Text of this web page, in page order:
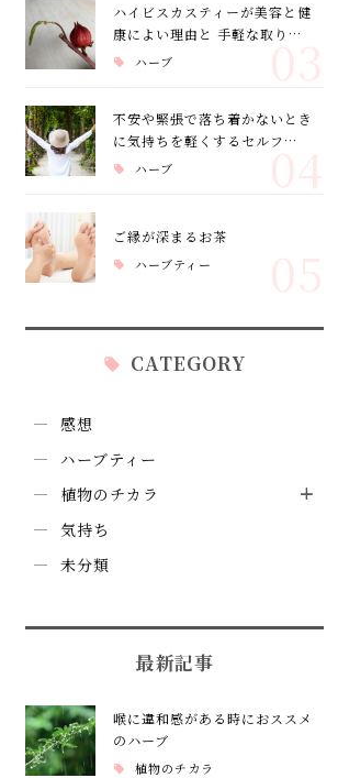
ハイビスカスティーが美容と健
康によい理由と 手軽な取り…
ハーブ 03
不安や緊張で落ち着かないとき
に気持ちを軽くするセルフ…
ハーブ 04
ご縁が深まるお茶
ハーブティー
CATEGORY
感想
ハーブティー
植物のチカラ
気持ち
未分類
最新記事
喉に違和感がある時におススメ
のハーブ
植物のチカラ